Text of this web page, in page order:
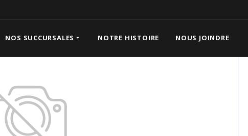
NOS SUCCURSALES NOTRE HISTOIRE NOUS JOINDRE